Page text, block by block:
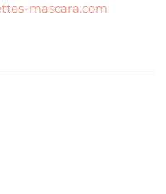
mascara.com